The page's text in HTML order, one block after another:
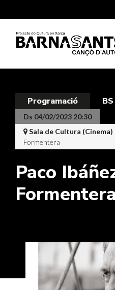
Programació
Ds 04/02/2023 20:30
Sala de Cultura
Formentera
Paco
Formentera